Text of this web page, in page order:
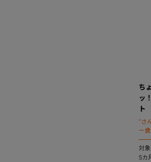
ち
ッ
ト
”さ
ー
対
5カ